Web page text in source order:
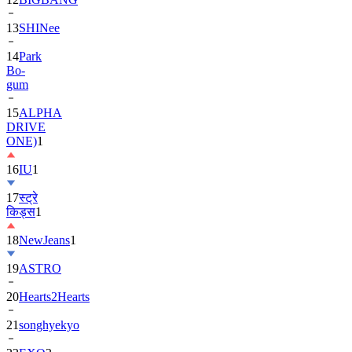
13SHINee
14Park
Bo-
gum
15ALPHA
DRIVE
ONE)1
16IU1
17स्ट्रे
किड्स1
18NewJeans1
19ASTRO
20Hearts2Hearts
21songhyekyo